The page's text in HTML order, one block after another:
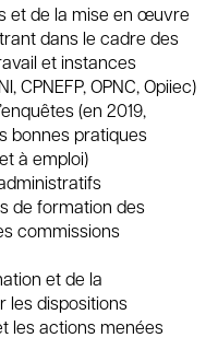
et de la mise en œuvre
dans le cadre des
et instances
CPNEFP, OPNC, Opiiec)
(en 2019,
bonnes pratiques
à emploi)
de formation des
commissions
et de la
les dispositions
les actions menées